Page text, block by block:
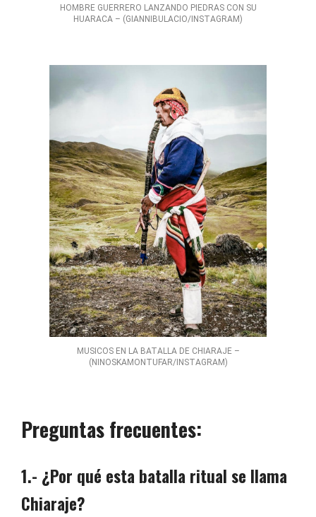
HOMBRE GUERRERO LANZANDO PIEDRAS CON SU
HUARACA – (GIANNIBULACIO/INSTAGRAM)
MUSICOS EN LA BATALLA DE CHIARAJE –
(NINOSKAMONTUFAR/INSTAGRAM)
Preguntas frecuentes:
1.- ¿Por qué esta batalla ritual se llama
Chiaraje?